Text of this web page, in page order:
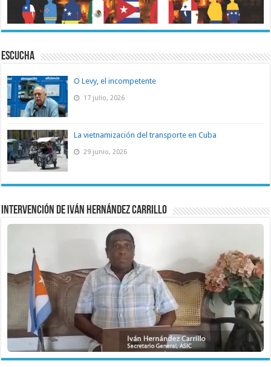
ESCUCHA
O Levy, el incompetente
17 julio, 2026
La vietnamización del transporte en Cuba
29 junio, 2026
Intervención de Iván Hernández Carrillo